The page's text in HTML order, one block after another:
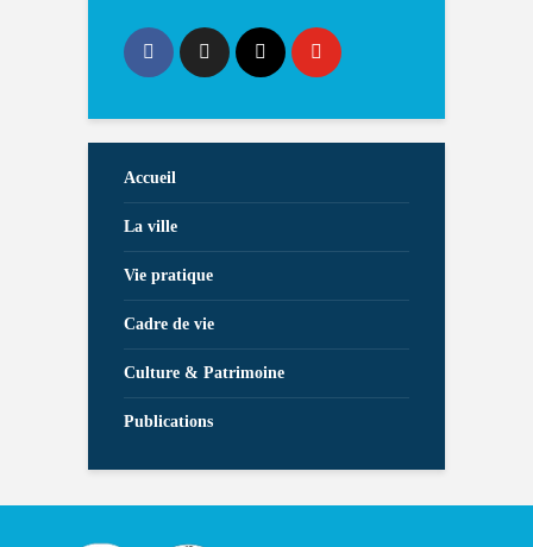
Accueil
La ville
Vie pratique
Cadre de vie
Culture & Patrimoine
Publications